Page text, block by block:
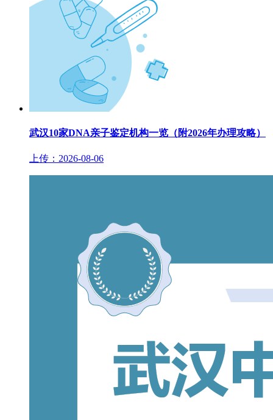
武汉10家DNA亲子鉴定机构一览（附2026年办理攻略）
上传：2026-08-06